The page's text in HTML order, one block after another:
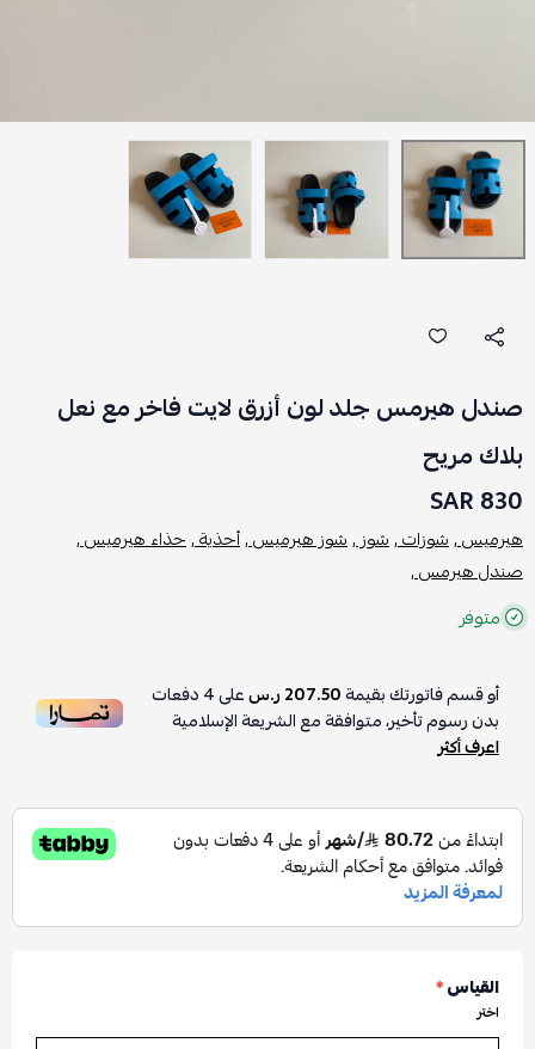
صندل هيرمس جلد لون أزرق لايت فاخر مع نعل
بلاك مريح
830 SAR
هيرميس ,شوزات ,شوز ,شوز هيرميس ,أحذية ,حذاء هيرميس ,
صندل هيرمس ,
متوفر
أو قسم فاتورتك بقيمة207.50 ر.س على4دفعات
بدون رسوم تأخير، متوافقة مع الشريعة الإسلامية
اعرف أكثر
القياس*
اختر